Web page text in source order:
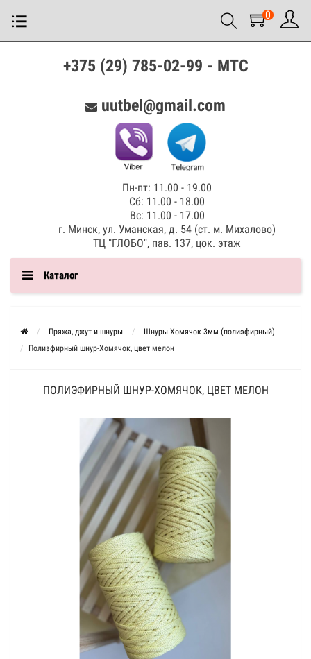
0
+375 (29) 785-02-99 - МТС
uutbel@gmail.com
Пн-пт: 11.00 - 19.00
Сб: 11.00 - 18.00
Вс: 11.00 - 17.00
г. Минск, ул. Уманская, д. 54 (ст. м. Михалово)
ТЦ "ГЛОБО", пав. 137, цок. этаж
Каталог
Пряжа, джут и шнуры
Шнуры Хомячок 3мм (полиэфирный)
Полиэфирный шнур-Хомячок, цвет мелон
ПОЛИЭФИРНЫЙ ШНУР-ХОМЯЧОК, ЦВЕТ МЕЛОН